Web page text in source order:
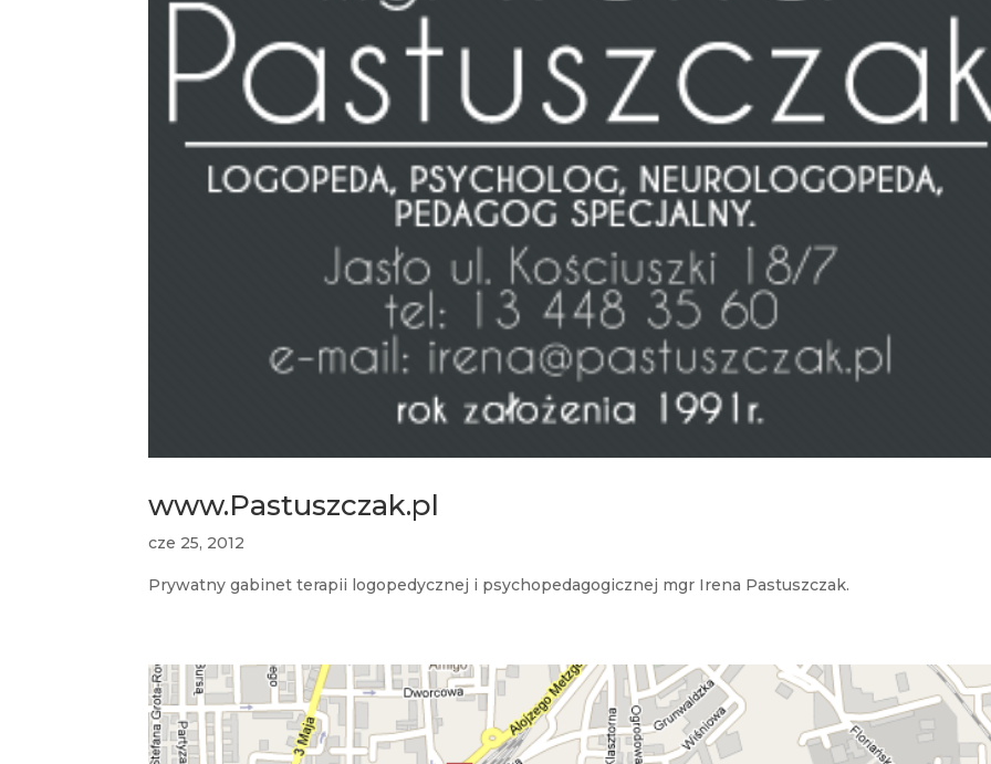
www.Pastuszczak.pl
cze 25, 2012
Prywatny gabinet terapii logopedycznej i psychopedagogicznej mgr Irena Pastuszczak.